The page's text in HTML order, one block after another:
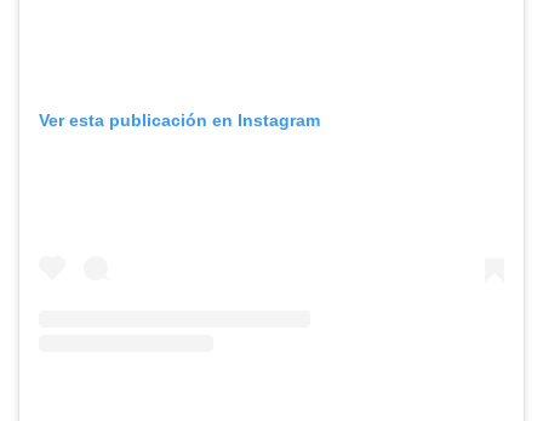
Ver esta publicación en Instagram